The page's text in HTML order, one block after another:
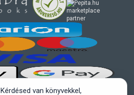
marketplace
partner
Kérdésed van könyvekkel,